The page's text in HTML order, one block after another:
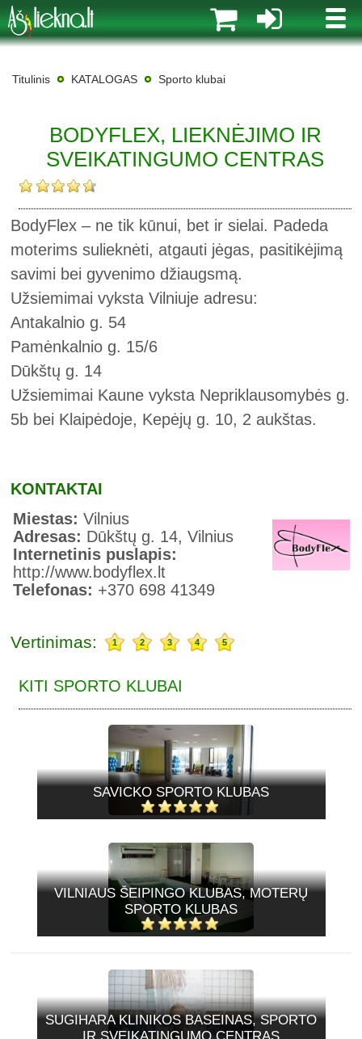
MENIU
Titulinis KATALOGAS Sporto klubai
BODYFLEX, LIEKNĖJIMO IR
SVEIKATINGUMO CENTRAS
BodyFlex – ne tik kūnui, bet ir sielai. Padeda
moterims sulieknėti, atgauti jėgas, pasitikėjimą
savimi bei gyvenimo džiaugsmą.
Užsiemimai vyksta Vilniuje adresu:
Antakalnio g. 54
Pamėnkalnio g. 15/6
Dūkštų g. 14
Užsiemimai Kaune vyksta Nepriklausomybės g.
5b bei Klaipėdoje, Kepėjų g. 10, 2 aukštas.
KONTAKTAI
Miestas:Vilnius
Adresas: Dūkštų g. 14, Vilnius
Internetinis puslapis:
http://www.bodyflex.lt
Telefonas: +370 698 41349
Vertinimas: 1 2 3 4 5
KITI SPORTO KLUBAI
SAVICKO SPORTO KLUBAS
VILNIAUS ŠEIPINGO KLUBAS, MOTERŲ
SPORTO KLUBAS
SUGIHARA KLINIKOS BASEINAS, SPORTO